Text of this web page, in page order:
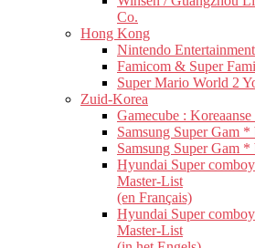
Co.
Hong Kong
Nintendo
Famicom & Super
Super Mario World 2
Zuid-Korea
Gamecube :
Samsung Super Gam
Samsung Super Gam
Hyundai Super comboy
Master-List
(en Français)
Hyundai Super comboy
Master-List